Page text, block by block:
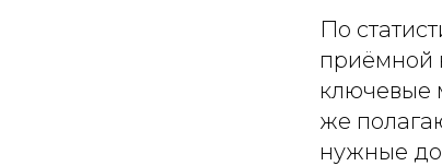
По
приёмной
ключевые
же
нужные